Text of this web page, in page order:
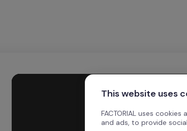
This website uses
FACTORIAL uses
and ads, to provide